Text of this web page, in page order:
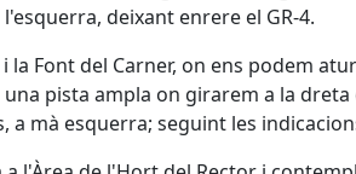
deixant enrere el GR-4.
Font del Carner, on ens podem
pista ampla on girarem a la dreta
a mà esquerra; seguint les